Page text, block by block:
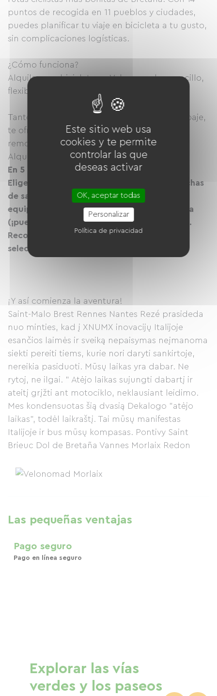
puntos de recogida en 11 pueblos y ciudades,
puedes planificar tu viaje en bicicleta a tu gusto,
sin complicaciones logísticas.
¿Cómo funciona?
Alquilar una bicicleta en Velonomad es sencillo,
flexible y asequible:
Tanto si viajas ligero como con todo el equipaje,
te ofrecemos una amplia selección: alforjas,
remolques, enganches para bicicletas, etc.
Alquila solo lo que necesites.
En 5 pasos:
Elige tu punto de partida
Seleccione sus fechas
de salida y regreso. Elige tu bicicleta y el
equipo necesario.
Indica tu punto de llegada
(¡puede ser diferente del punto de partida!).
Recoge tus bicicletas en el punto de relevo
seleccionado.
¡Y así comienza la aventura!
Saint-Malo Brest Rennes Nantes Rezé prasideda
nuo minties, kad į XNUMX inovacijų Italijoje
esančios laimės ir sveiką nepaisymas neįmanoma
siekti pereiti tiems, kurie nori daryti sankirtoje,
nereikia pasiduoti. Mūsų laikas yra dabar. Ne
rytoj, ne ilgai. " Atėjo laikas sujungti dabartį ir
ateitį grįžti ant motociklo, neklausiant leidimo.
Mes kondensuotas šią dvasią Dekalogo "atėjo
laikas", todėl laikraštį. Tai mūsų manifestas
Italijoje ir bus mūsų kompasas. Pontivy Saint
Brieuc Dol de Bretaña Vannes Morlaix Redon
Las pequeñas ventajas
Pago seguro
Pago en línea seguro
Explorar las vías
verdes y los paseos
Este sitio web usa
cookies y te permite
controlar las que
deseas activar
OK, aceptar todas
Personalizar
Política de privacidad